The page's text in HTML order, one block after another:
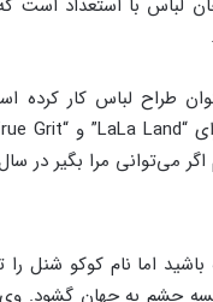
لباس با استعداد است
زوفرس که از سال ۱۹۹۴ به
سال ۲۰۰۲ نامزد دریافت جایزه بفتا
اما نام کوکو شنل را
سال ۱۸۸۳ در سامور فرانسه چشم